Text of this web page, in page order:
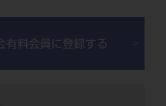
了。
有料会員に登録する